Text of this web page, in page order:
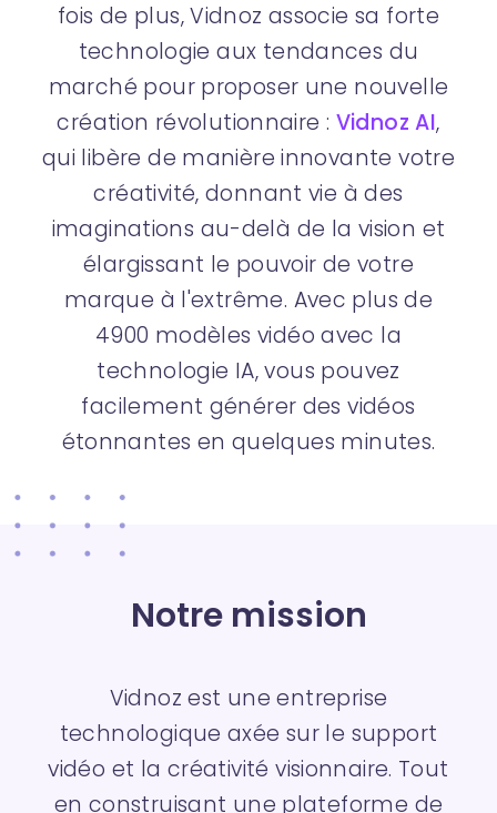
fois de plus, Vidnoz associe sa forte
technologie aux tendances du
marché pour proposer une nouvelle
création révolutionnaire : Vidnoz AI,
qui libère de manière innovante votre
créativité, donnant vie à des
imaginations au-delà de la vision et
élargissant le pouvoir de votre
marque à l'extrême. Avec plus de
4900 modèles vidéo avec la
technologie IA, vous pouvez
facilement générer des vidéos
étonnantes en quelques minutes.
Notre mission
Vidnoz est une entreprise
technologique axée sur le support
vidéo et la créativité visionnaire. Tout
en construisant une plateforme de